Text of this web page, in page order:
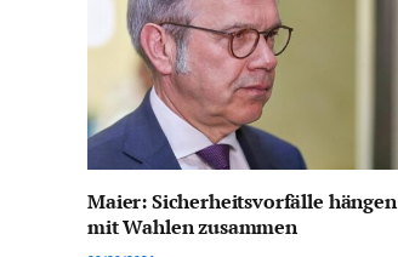
Maier: Sicherheitsvorfälle hängen
mit Wahlen zusammen